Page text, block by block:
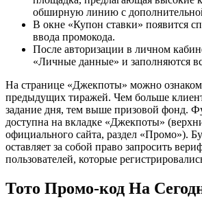
обширную линию с
В окне «Купон ставки» появится
ввода промокода.
После авторизации в личном
«Личные данные» и заполняются
На странице «Джекпоты» можно
предыдущих тиражей. Чем больше
задание дня, тем выше призовой фонд.
доступна на вкладке «Джекпоты»
официального сайта, раздел «Промо»).
оставляет за собой право запросить
пользователей, которые
Тото Промо-код На